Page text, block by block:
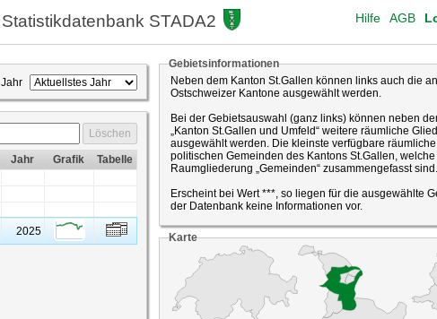
Statistikdatenbank STADA2 AGB
Hilfe
Jahr
Löschen
Jahr Grafik
Tabelle
2025
Gebietsinformationen
Neben dem Kanton St.Gallen können links auch die
Ostschweizer Kantone ausgewählt werden.
Bei der Gebietsauswahl (ganz links) können neben
„Kanton St.Gallen und Umfeld“ weitere räumliche
ausgewählt werden. Die kleinste verfügbare
politischen Gemeinden des Kantons St.Gallen,
Raumgliederung „Gemeinden“ zusammengefasst sind.
Erscheint bei Wert ***, so liegen für die ausgewählte
der Datenbank keine Informationen vor.
Karte